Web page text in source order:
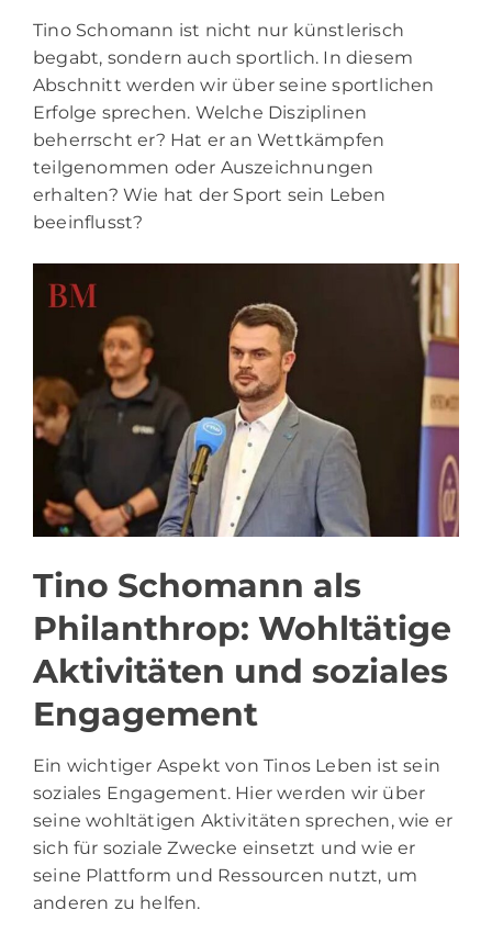
Tino Schomann ist nicht nur künstlerisch
begabt, sondern auch sportlich. In diesem
Abschnitt werden wir über seine sportlichen
Erfolge sprechen. Welche Disziplinen
beherrscht er? Hat er an Wettkämpfen
teilgenommen oder Auszeichnungen
erhalten? Wie hat der Sport sein Leben
beeinflusst?
Tino Schomann als
Philanthrop: Wohltätige
Aktivitäten und soziales
Engagement
Ein wichtiger Aspekt von Tinos Leben ist sein
soziales Engagement. Hier werden wir über
seine wohltätigen Aktivitäten sprechen, wie er
sich für soziale Zwecke einsetzt und wie er
seine Plattform und Ressourcen nutzt, um
anderen zu helfen.